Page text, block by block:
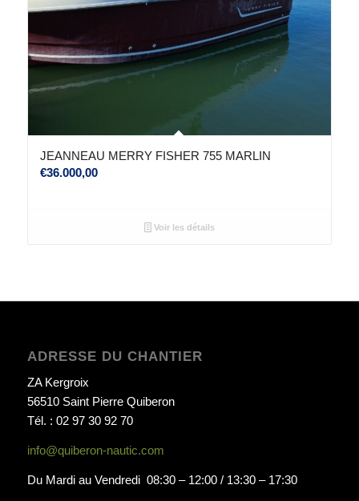
JEANNEAU MERRY FISHER 755 MARLIN
€36.000,00
Voir les détails
ADRESSE DU CHANTIER
ZA Kergroix
56510 Saint Pierre Quiberon
Tél. : 02 97 30 92 70
info@quiberon-nautic.com
Du Mardi au Vendredi 08:30 – 12:00 / 13:30 – 17:30